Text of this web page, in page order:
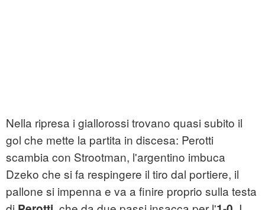
Nella ripresa i giallorossi trovano quasi subito il
gol che mette la partita in discesa: Perotti
scambia con Strootman, l'argentino imbuca
Dzeko che si fa respingere il tiro dal portiere, il
pallone si impenna e va a finire proprio sulla testa